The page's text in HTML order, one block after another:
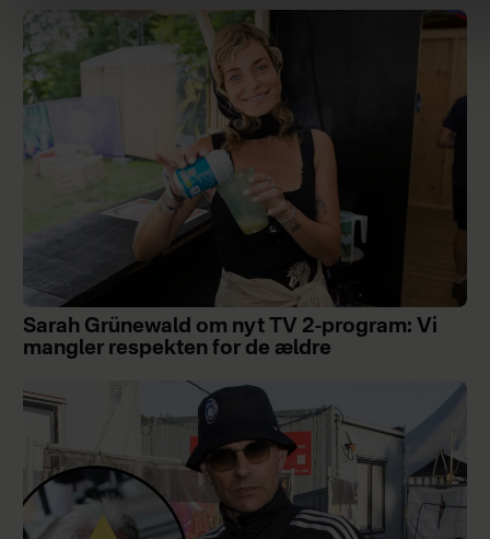
Sarah Grünewald om nyt TV 2-program: Vi
mangler respekten for de ældre